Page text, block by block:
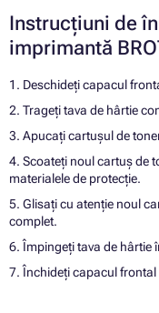
Instrucțiuni de
imprimantă
1. Deschideți capacul
2. Trageți tava de hârtie
3. Apucați cartușul de
4. Scoateți noul cartuș de
materialele de protecție.
5. Glisați cu atenție noul
complet.
6. Împingeți tava de hârtie
7. Închideți capacul